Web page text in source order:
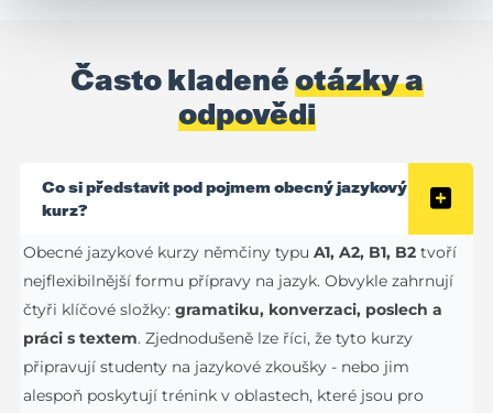
Často kladené otázky a
odpovědi
Co si představit pod pojmem obecný jazykový
kurz?
Obecné jazykové kurzy němčiny typuA1, A2, B1, B2 tvoří
nejflexibilnější formu přípravy na jazyk. Obvykle zahrnují
čtyři klíčové složky:gramatiku, konverzaci, poslech a
práci s textem. Zjednodušeně lze říci, že tyto kurzy
připravují studenty na jazykové zkoušky - nebo jim
alespoň poskytují trénink v oblastech, které jsou pro